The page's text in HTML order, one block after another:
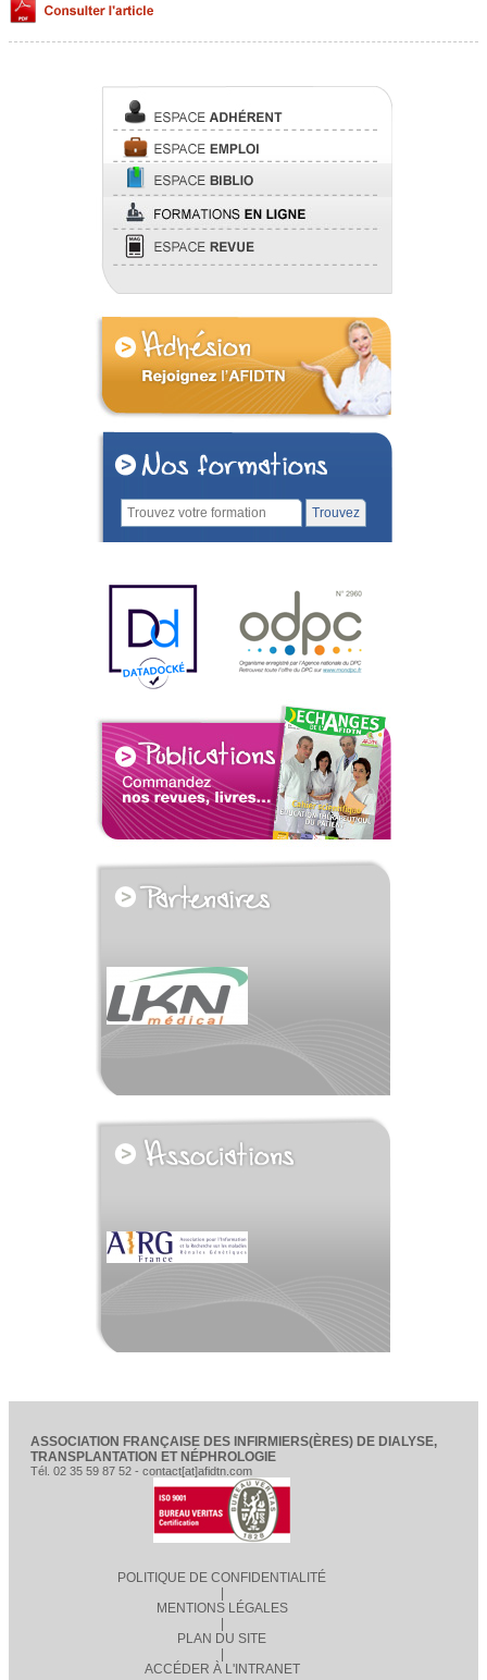
voir tous les partenaires
ASSOCIATION FRANÇAISE DES INFIRMIERS(ÈRES) DE DIALYSE,
TRANSPLANTATION ET NÉPHROLOGIE
Tél. 02 35 59 87 52 - contact[at]afidtn.com
POLITIQUE DE CONFIDENTIALITÉ
MENTIONS LÉGALES
PLAN DU SITE
ACCÉDER À L'INTRANET